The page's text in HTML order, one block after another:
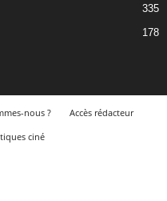
335
178
nous ?
Accès rédacteur
ciné